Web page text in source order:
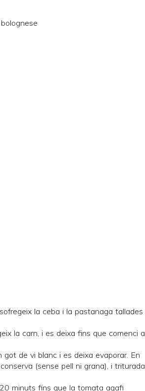
la ceba i la pastanaga tallades
la carn, i es deixa fins que comenci a
de vi blanc i es deixa evaporar. En
(sense pell ni grana), i triturada
minuts fins que la tomata agafi